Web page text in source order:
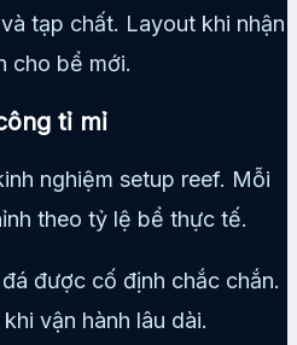
tạp chất. Layout khi nhận
cho bể mới.
tỉ mỉ
nghiệm setup reef. Mỗi
theo tỷ lệ bể thực tế.
được cố định chắc chắn.
vận hành lâu dài.